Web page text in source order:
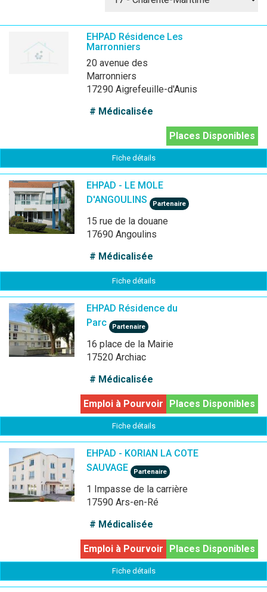
EHPAD Résidence Les
Marronniers
20 avenue des
Marronniers
17290 Aigrefeuille-d'Aunis
# Médicalisée
Places Disponibles
Fiche détails
EHPAD - LE MOLE
D'ANGOULINS
Partenaire
15 rue de la douane
17690 Angoulins
# Médicalisée
Fiche détails
EHPAD Résidence du
Parc
Partenaire
16 place de la Mairie
17520 Archiac
# Médicalisée
Places Disponibles
Emploi à Pourvoir
Fiche détails
EHPAD - KORIAN LA COTE
SAUVAGE
Partenaire
1 Impasse de la carrière
17590 Ars-en-Ré
# Médicalisée
Places Disponibles
Emploi à Pourvoir
Fiche détails